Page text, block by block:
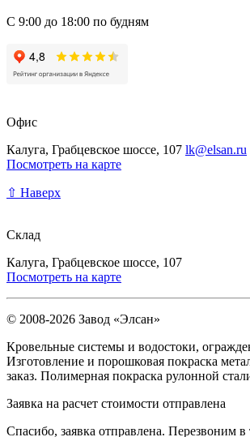
С 9:00 до 18:00 по будням
Офис
Калуга, Грабцевское шоссе, 107 lk@elsan.ru
Посмотреть на карте
⇧ Наверх
Склад
Калуга, Грабцевское шоссе, 107
Посмотреть на карте
© 2008-2026 Завод «Элсан»
Кровельные системы и водостоки,
Изготовление и порошковая покраска
заказ. Полимерная покраска рулонной
Заявка на расчет стоимости отправлена
Спасибо, заявка отправлена. Перезвоним